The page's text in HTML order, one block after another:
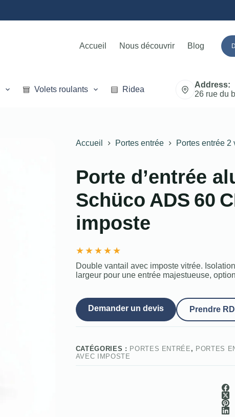
Accueil Nous découvrir Blog
Volets roulants Rideaux métalliques
Address:
26 rue du
Accueil Portes entrée Portes entrée 2
Porte d’entrée
Schüco ADS 60
imposte
★ ★ ★ ★ ★
Double vantail avec imposte vitrée.
largeur pour une entrée majestueuse,
Demander un devis Prendre
CATÉGORIES : PORTES ENTRÉE , PORTES
AVEC IMPOSTE